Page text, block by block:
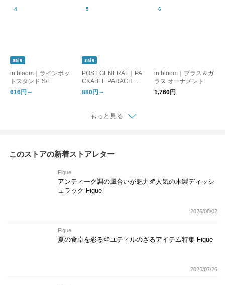
sale
in bloom｜ラインポッ
トスタンド S/L
616円～
sale
POST GENERAL｜PA
CKABLE PARACHUT
E NYLON BAG
880円～
in bloom｜ブラス＆ガ
ラス オーナメント
1,760円
もっと見る
このストアの新着ストアレター
Figue
アンティーク調の風合いが魅力🍂人気の木製ディッシ
ュラック Figue
2026/08/02
Figue
夏の食卓を彩る🍉ユティルのざるアイテム特集 Figue
2026/07/26